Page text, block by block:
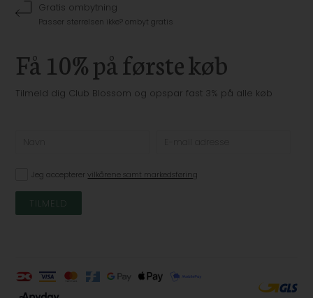
Gratis ombytning
Passer størrelsen ikke? ombyt gratis
Få 10% på første køb
Tilmeld dig Club Blossom og opspar fast 3% på alle køb
Jeg accepterervilkårene samt markedsføring